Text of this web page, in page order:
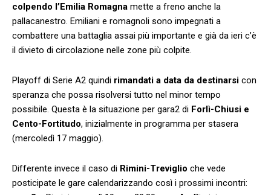
colpendo l’Emilia Romagna mette a freno anche la
pallacanestro. Emiliani e romagnoli sono impegnati a
combattere una battaglia assai più importante e già da ieri c’è
il divieto di circolazione nelle zone più colpite.
Playoff di Serie A2 quindi rimandati a data da destinarsi con
speranza che possa risolversi tutto nel minor tempo
possibile. Questa è la situazione per gara2 di Forlì-Chiusi e
Cento-Fortitudo, inizialmente in programma per stasera
(mercoledì 17 maggio).
Differente invece il caso di Rimini-Treviglio che vede
posticipate le gare calendarizzando così i prossimi incontri: